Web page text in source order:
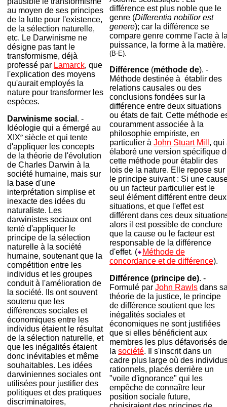
au moyen de ses principes
de la lutte pour l'existence,
de la sélection naturelle,
etc. Le Darwinisme ne
désigne pas tant le
transformisme, déjà
professé par Lamarck, que
l'explication des moyens
qu'aurait employés la
nature pour transformer les
espèces.
Darwinisme social . -
Idéologie qui a émergé au
XIXe siècle et qui tente
d'appliquer les concepts
de la théorie de l'évolution
de Charles Darwin à la
société humaine, mais sur
la base d'une
interprétation simplise et
inexacte des idées du
naturaliste. Les
darwinistes sociaux ont
tenté d'appliquer le
principe de la sélection
naturelle à la société
humaine, soutenant que la
compétition entre les
individus et les groupes
conduit à l'amélioration de
la société. Ils ont souvent
soutenu que les
différences sociales et
économiques entre les
individus étaient le résultat
de la sélection naturelle, et
que les inégalités étaient
donc inévitables et même
souhaitables. Les idées
darwiniennes sociales ont
utilisées pour justifier des
politiques et des pratiques
discriminatoires,
différence est plus noble que le
genre (Differentia nobilior est
genere); car la différence se
compare genre comme l'acte à
puissance, la forme à la matière.
(B-E).
Différence (méthode de). -
Méthode destinée à établir des
relations causales ou des
conclusions fondées sur la
différence entre deux situations
ou états de fait. Cette méthode
couramment associée à la
philosophie empiriste, en
particulier à John Stuart Mill , qui
élaboré une version spécifique
cette méthode pour établir des
lois de la nature. Elle repose sur
le principe suivant : Si une
ou un facteur particulier est le
seul élément différent entre deux
situations, et que l'effet est
différent dans ces deux
alors il est possible de conclure
que la cause ou le facteur est
responsable de la différence
d'effet. (
Méthode de
concordance et de différence).
Différence (principe de). -
Formulé par John Rawls dans
théorie de la justice, le principe
de différence soutient que les
inégalités sociales et
économiques ne sont justifiées
que si elles bénéficient aux
membres les plus défavorisés de
la société. Il s'inscrit dans un
cadre plus large où des
rationnels, placés derrière un
"voile d'ignorance" qui les
empêche de connaître leur
position sociale future,